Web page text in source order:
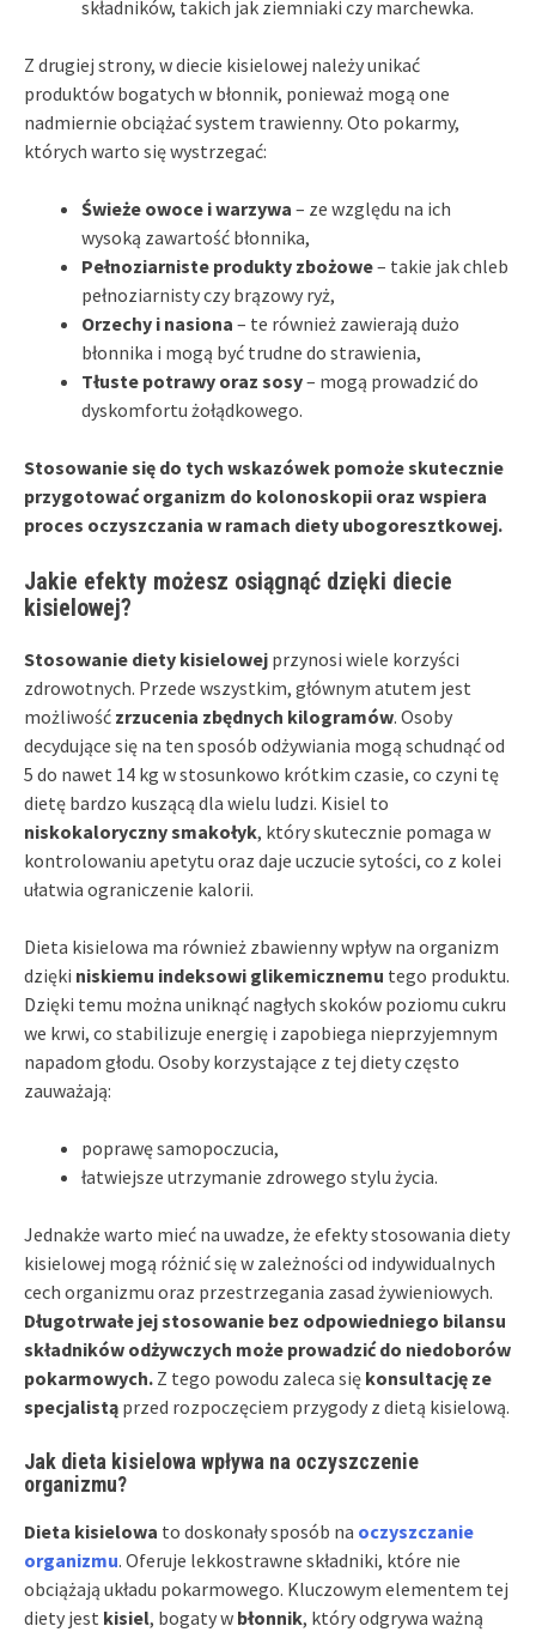
składników, takich jak ziemniaki czy marchewka.
Z drugiej strony, w diecie kisielowej należy unikać
produktów bogatych w błonnik, ponieważ mogą one
nadmiernie obciążać system trawienny. Oto pokarmy,
których warto się wystrzegać:
Świeże owoce i warzywa – ze względu na ich
wysoką zawartość błonnika,
Pełnoziarniste produkty zbożowe– takie jak chleb
pełnoziarnisty czy brązowy ryż,
Orzechy i nasiona – te również zawierają dużo
błonnika i mogą być trudne do strawienia,
Tłuste potrawy oraz sosy– mogą prowadzić do
dyskomfortu żołądkowego.
Stosowanie się do tych wskazówek pomoże skutecznie
przygotować organizm do kolonoskopii oraz wspiera
proces oczyszczania w ramach diety ubogoresztkowej.
Jakie efekty możesz osiągnąć dzięki diecie
kisielowej?
Stosowanie diety kisielowej przynosi wiele korzyści
zdrowotnych. Przede wszystkim, głównym atutem jest
możliwość zrzucenia zbędnych kilogramów. Osoby
decydujące się na ten sposób odżywiania mogą schudnąć od
5 do nawet 14 kg w stosunkowo krótkim czasie, co czyni tę
dietę bardzo kuszącą dla wielu ludzi. Kisiel to
niskokaloryczny smakołyk, który skutecznie pomaga w
kontrolowaniu apetytu oraz daje uczucie sytości, co z kolei
ułatwia ograniczenie kalorii.
Dieta kisielowa ma również zbawienny wpływ na organizm
dzięki niskiemu indeksowi glikemicznemu tego produktu.
Dzięki temu można uniknąć nagłych skoków poziomu cukru
we krwi, co stabilizuje energię i zapobiega nieprzyjemnym
napadom głodu. Osoby korzystające z tej diety często
zauważają:
poprawę samopoczucia,
łatwiejsze utrzymanie zdrowego stylu życia.
Jednakże warto mieć na uwadze, że efekty stosowania diety
kisielowej mogą różnić się w zależności od indywidualnych
cech organizmu oraz przestrzegania zasad żywieniowych.
Długotrwałe jej stosowanie bez odpowiedniego bilansu
składników odżywczych może prowadzić do niedoborów
pokarmowych. Z tego powodu zaleca się konsultację ze
specjalistą przed rozpoczęciem przygody z dietą kisielową.
Jak dieta kisielowa wpływa na oczyszczenie
organizmu?
Dieta kisielowa to doskonały sposób na oczyszczanie
organizmu. Oferuje lekkostrawne składniki, które nie
obciążają układu pokarmowego. Kluczowym elementem tej
diety jest kisiel, bogaty w błonnik, który odgrywa ważną